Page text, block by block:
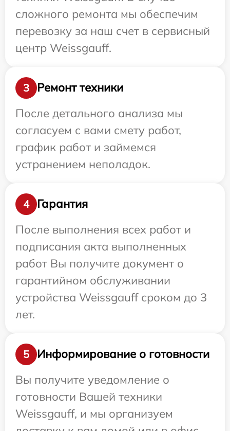
сложного ремонта мы обеспечим
перевозку за наш счет в сервисный
центр Weissgauff.
3
Ремонт техники
После детального анализа мы
согласуем с вами смету работ,
график работ и займемся
устранением неполадок.
4
Гарантия
После выполнения всех работ и
подписания акта выполненных
работ Вы получите документ о
гарантийном обслуживании
устройства Weissgauff сроком до 3
лет.
5
Информирование о готовности
Вы получите уведомление о
готовности Вашей техники
Weissgauff, и мы организуем